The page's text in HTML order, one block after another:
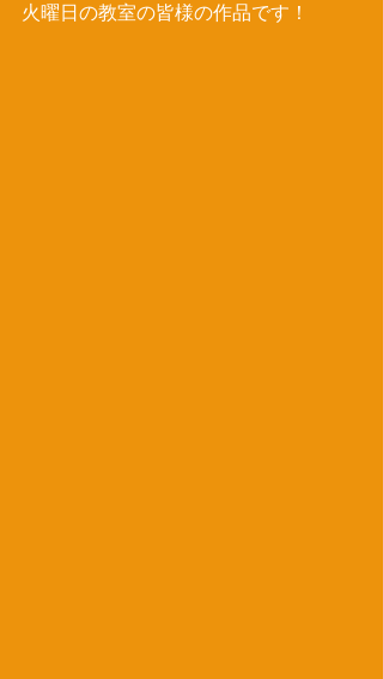
火曜日の教室の皆様の作品です！